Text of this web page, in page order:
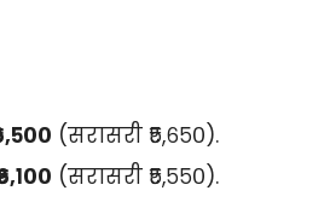
(सरासरी ₹५,६५०).
(सरासरी ₹५,५५०).